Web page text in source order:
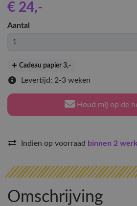
€ 24,-
Aantal
Cadeau papier 3,-
Levertijd: 2-3 weken
Houd mij op de
Indien op voorraad binnen 2
Omschrijving